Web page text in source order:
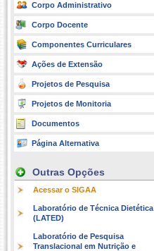
Corpo Administrativo
Corpo Docente
Componentes Curriculares
Ações de Extensão
Projetos de Pesquisa
Projetos de Monitoria
Documentos
Página Alternativa
Outras Opções
Acessar o SIGAA
Laboratório de Técnica Dietética
(LATED)
Laboratório de Pesquisa
Translacional em Nutrição e